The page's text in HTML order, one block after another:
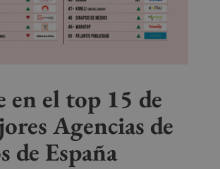
en el top 15 de
Agencias de
de España